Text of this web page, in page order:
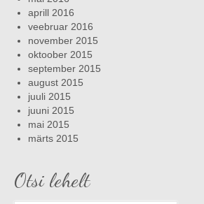
aprill 2016
veebruar 2016
november 2015
oktoober 2015
september 2015
august 2015
juuli 2015
juuni 2015
mai 2015
märts 2015
Otsi lehelt